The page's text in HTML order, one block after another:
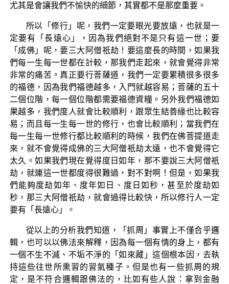
尤其是會讓我們不愉快的細節，其實都不是那麼重要。
所以「修行」呢，我們一定要眼光要放遠，也就是一
定要有「長遠心」，因為我們絕對不是只有這一世；要
「成佛」呢，要三大阿僧祇劫！要這麼長的時間，如果我
們每一生每一世都在計較，那我們走起來，就會覺得非常
非常的痛苦。真正要行菩薩道，我們一定要累積很多很多
的福德，因為我們福德越多，入門就越容易；菩薩的五十
二個位階，每一個位階都需要福德資糧。另外我們福德如
果越多，我們度人就會比較順利，跟眾生結善緣也比較容
易；而且每一生每一世的修行，也會比較順利；當我們在
每一生每一世修行都比較順利的時候，我們在佛菩提道走
來，就不會覺得成佛的三大阿僧祇劫太遠，也不會覺得它
太久。如果我們現在覺得度日如年，那不要說三大阿僧祇
劫，就連這一世都度得很難過，對不對啊！但是，如果我
們能夠度劫如年、度年如日、度日如秒，甚至於度劫如
秒，那三大阿僧祇劫，就會過得比較快，所以修行人一定
要有「長遠心」。
從以上的分析我們知道，「抓周」事實上不僅合乎邏
輯，也可以以佛法來解釋，因為每一個有情的身上，都有
一個不生不滅、不垢不淨的「如來藏」這個根本因，去執
持這些往世所熏習的習氣種子。但是也有一些抓周的規
定，是不符合邏輯跟佛法的，比如有些人說：拿到金融